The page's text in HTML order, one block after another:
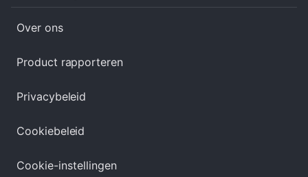
Over ons
Product rapporteren
Privacybeleid
Cookiebeleid
Cookie-instellingen